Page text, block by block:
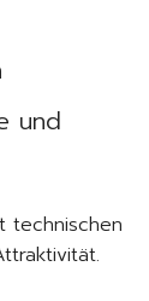
und
technischen